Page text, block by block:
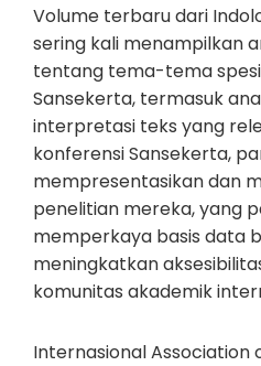
Volume terbaru dari
sering kali menampilkan
tentang tema-tema
Sansekerta, termasuk
interpretasi teks yang
konferensi Sansekerta,
mempresentasikan dan
penelitian mereka, yang
memperkaya basis data
meningkatkan
komunitas akademik
Internasional Association